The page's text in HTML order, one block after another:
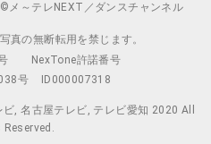
メ～テレNEXT／ダンスチャンネル
真の無断転用を禁じます。
NexTone許諾番号
号
ID000007318
, 名古屋テレビ, テレビ愛知 2020 All
Reserved.